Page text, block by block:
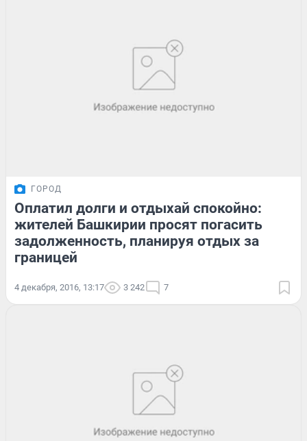
ГОРОД
Оплатил долги и отдыхай спокойно:
жителей Башкирии просят погасить
задолженность, планируя отдых за
границей
4 декабря, 2016, 13:17 3 242 7